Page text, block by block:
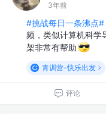
3年前
#挑战每日一条沸点#
频，类似计算机科学
架非常有帮助
青训营-快乐出发
评论